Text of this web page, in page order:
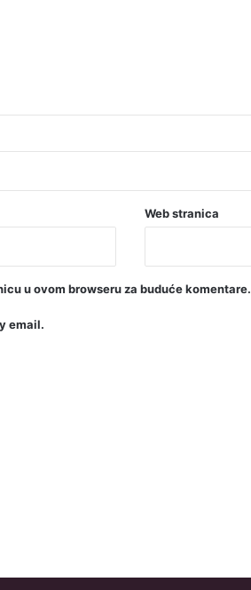
Web stranica
u ovom browseru za buduće komentare.
email.